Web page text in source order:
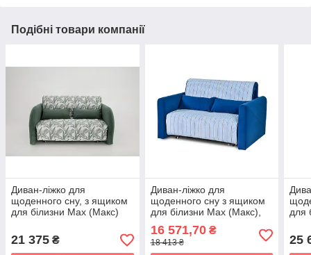
Подібні товари компанії
Диван-ліжко для
щоденного сну, з ящиком
для білизни Max (Макс)
21 375 ₴
Диван-ліжко для
щоденного сну з ящиком
для білизни Max (Макс),
спальне місце 1,4
16 571,70₴
18 413 ₴
для
25